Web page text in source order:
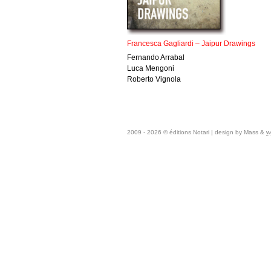
Francesca Gagliardi – Jaipur Drawings
Fernando Arrabal
Luca Mengoni
Roberto Vignola
2009 - 2026 © éditions Notari | design by Mass &